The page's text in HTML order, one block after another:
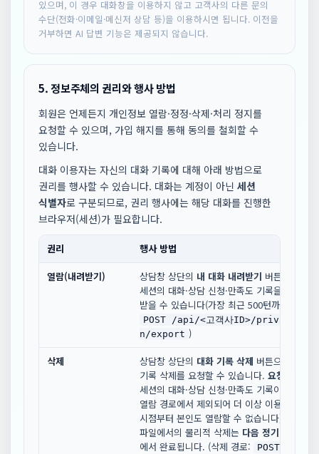
있으며, 이 경우 대화창을 이용하지 않고 고객사의 다른 문의
수단(전화·이메일·메신저 상담 등)을 이용하시면 됩니다. 이전을
거부하면 AI 답변 기능은 제공되지 않습니다.
5. 정보주체의 권리와 행사 방법
회원은 언제든지 개인정보 열람·정정·삭제·처리 정지를
요청할 수 있으며, 가입 해지를 통해 동의를 철회할 수
있습니다.
대화 이용자는 자신의 대화 기록에 대해 아래 방법으로
권리를 행사할 수 있습니다. 대화는 계정이 아닌 세션
식별자로 구분되므로, 권리 행사에는 해당 대화를 진행한
브라우저(세션)가 필요합니다.
권리 행사 방법
열람(내려받기) 상담창 상단의 내 대화 내려받기 버튼으로 본인
세션의 대화·상담 신청·만족도 기록을 JSON
받을 수 있습니다(가장 최근 500턴까지). (조
POST /api/<고객사ID>/privacy/
n/export )
삭제 상담창 상단의 대화 기록 삭제 버튼으로 본인
기록 삭제를 요청할 수 있습니다. 요청 즉시
세션의 대화·상담 신청·만족도 기록이 모든 조
열람 경로에서 제외되어 더 이상 이용되지 않
시점부터 본인도 열람할 수 없습니다), 저장
파일에서의 물리적 삭제는 다음 정기 배치(매
에서 완료됩니다. (삭제 경로:
POST /api/<